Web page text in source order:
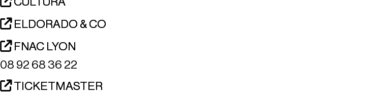
ELDORADO & CO
FNAC LYON
08 92 68 36 22
TICKETMASTER